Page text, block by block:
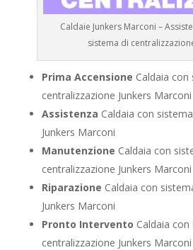
Caldaie Junkers Marconi –
sistema di
Prima Accensione Caldaia con
centralizzazione Junkers Marconi
Assistenza Caldaia con
Junkers Marconi
Manutenzione Caldaia con
centralizzazione Junkers Marconi
Riparazione Caldaia con
Junkers Marconi
Pronto Intervento Caldaia
centralizzazione Junkers Marconi